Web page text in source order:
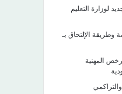
لوزارة التعليم
وطريقة الإلتحاق بـ
المهنية